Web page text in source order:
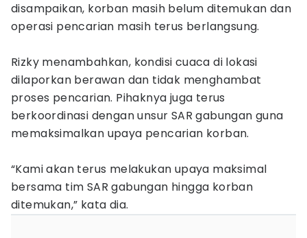
disampaikan, korban masih belum ditemukan dan
operasi pencarian masih terus berlangsung.
Rizky menambahkan, kondisi cuaca di lokasi
dilaporkan berawan dan tidak menghambat
proses pencarian. Pihaknya juga terus
berkoordinasi dengan unsur SAR gabungan guna
memaksimalkan upaya pencarian korban.
“Kami akan terus melakukan upaya maksimal
bersama tim SAR gabungan hingga korban
ditemukan,” kata dia.